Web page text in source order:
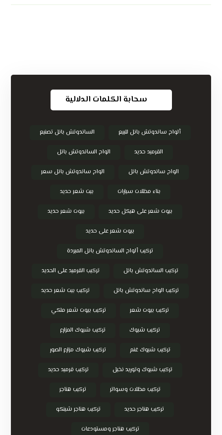
سحابة الكلمات الدلالية
ألواح ساندوتش بانل للبيع الساندوتش بانل تصنيع
القرميد حديد الواح الساندوتش بانل
الواح ساندوتش بانل الواح ساندوتش بانل سعر
بناء مظلات سيارات بيت شعر حديد
بيوت شعر على هيكل حديد بيوت شعر حديد
بيوت شعر على حديد
تركيب ألواح الساندوتش بانل المبردة
تركيب الساندوتش بانل تركيب القرميد على الحديد
تركيب الواح ساندوتش بانل تركيب بيت شعر حديد
تركيب بيوت شعر تركيب بيوت شعر ملكي
تركيب شبوك تركيب شبوك المزارع
تركيب شبوك غنم تركيب شبوك مزارع الصور
تركيب شبوك وتوريد نخيل تركيب قرميد حديد
تركيب مظلات وسواتر تركيب هناجر
تركيب هناجر حديد تركيب هناجر شينكو
تركيب هناجر ومستودعات